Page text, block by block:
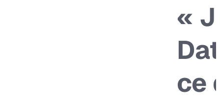
«
ce